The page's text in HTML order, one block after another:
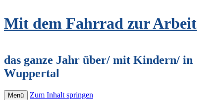
Mit dem Fahrrad zur Arbeit
das ganze Jahr über/ mit Kindern/ in
Wuppertal
Menü Zum Inhalt springen